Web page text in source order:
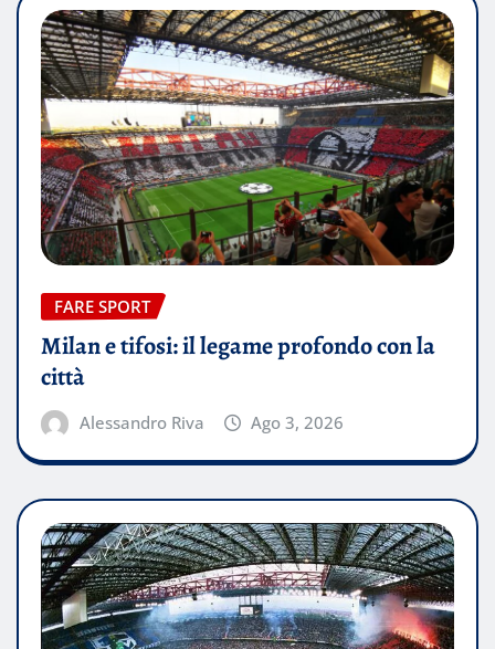
FARE SPORT
Milan e tifosi: il legame profondo con la
città
Alessandro Riva Ago 3, 2026